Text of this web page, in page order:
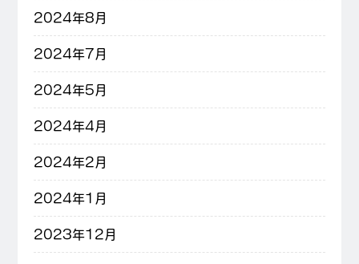
2024年8月
2024年7月
2024年5月
2024年4月
2024年2月
2024年1月
2023年12月